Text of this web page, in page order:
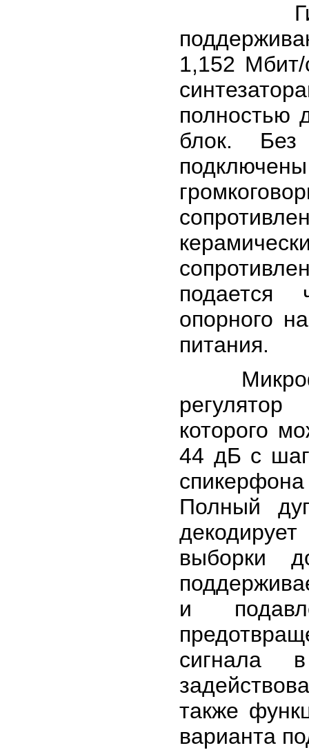
Гибкий
1,152 Мбит/
полностью
блок. Без
подается
опорного
питания.
которого
44 дБ с
Полный
выборки
и
сигнала
также
варианта